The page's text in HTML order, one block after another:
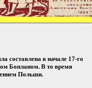
составлена в начале 17-го
Бопланом. В то время
Польши.